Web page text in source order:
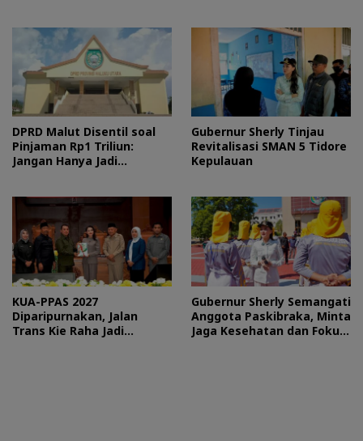
DPRD Malut Disentil soal
Pinjaman Rp1 Triliun:
Jangan Hanya Jadi
Gubernur Sherly Tinjau
Revitalisasi SMAN 5 Tidore
Kepulauan
KUA-PPAS 2027
Diparipurnakan, Jalan
Trans Kie Raha Jadi
Gubernur Sherly Semangati
Anggota Paskibraka, Minta
Jaga Kesehatan dan Fokus